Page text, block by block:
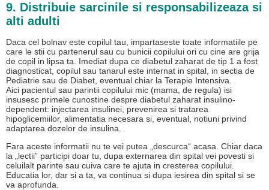
9. Distribuie sarcinile si responsabilizeaza si
alti adulti
Daca cel bolnav este copilul tau, impartaseste toate informatiile pe
care le stii cu partenerul sau cu bunicii copilului ori cu cine are grija
de copil in lipsa ta. Imediat dupa ce diabetul zaharat de tip 1 a fost
diagnosticat, copilul sau tanarul este internat in spital, in sectia de
Pediatrie sau de Diabet, eventual chiar la Terapie Intensiva.
Aici pacientul sau parintii copilului mic (mama, de regula) isi
insusesc primele cunostine despre diabetul zaharat insulino-
dependent: injectarea insulinei, prevenirea si tratarea
hipoglicemiilor, alimentatia necesara si, eventual, notiuni privind
adaptarea dozelor de insulina.
Fara aceste informatii nu te vei putea „descurca“ acasa. Chiar daca
la „lectii” participi doar tu, dupa externarea din spital vei povesti si
celuilalt parinte sau cuiva care te ajuta in cresterea copilului.
Educatia lor, dar si a ta, va continua si dupa iesirea din spital si se
va aprofunda.